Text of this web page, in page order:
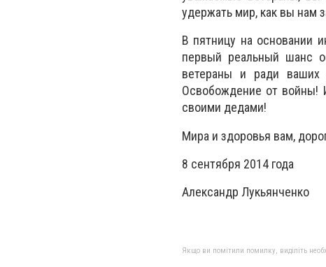
удержать мир, как вы нам
В пятницу на основании
первый реальный шанс
ветераны и ради ваших
Освобождение от войны!
своими дедами!
Мира и здоровья вам,
8 сентября 2014 года
Александр Лукьянченко
Якщо ви помітили помилку, виділіть